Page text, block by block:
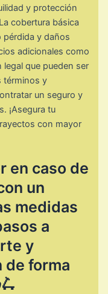
y protección
cobertura básica
pérdida y daños
adicionales como
que pueden ser
términos y
un seguro y
¡Asegura tu
con mayor
en caso de
un
medidas
a
y
de forma